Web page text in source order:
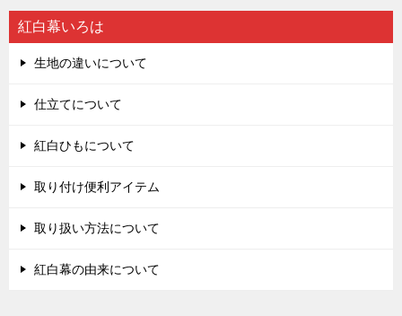
紅白幕いろは
生地の違いについて
仕立てについて
紅白ひもについて
取り付け便利アイテム
取り扱い方法について
紅白幕の由来について